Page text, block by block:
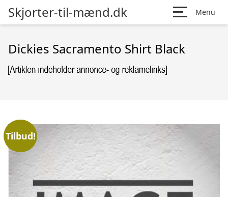
Skjorter-til-mænd.dk Menu
Dickies Sacramento Shirt Black
Tilbud!